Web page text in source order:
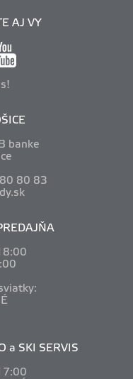
AJ VY
banke
80 83
a SKI SERVIS